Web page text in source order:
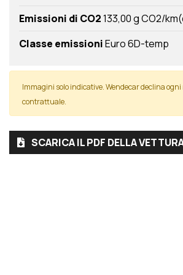
Emissioni di CO2133,00 g CO2/
Classe emissioniEuro 6D-temp
Immagini solo indicative. Wendecar declina
contrattuale.
SCARICA IL PDF DELLA